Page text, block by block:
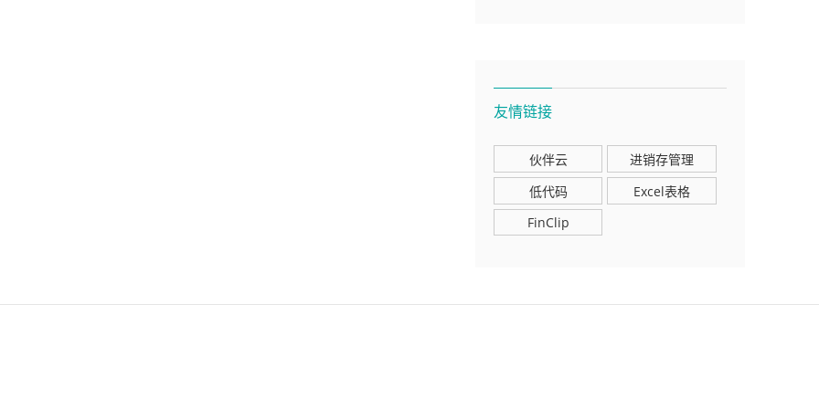
友情链接
伙伴云
进销存管理
低代码
Excel表格
FinClip